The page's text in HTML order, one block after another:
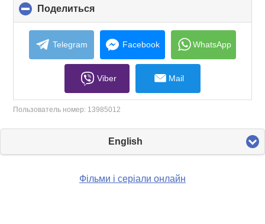
Поделиться
to
collapse
contents
Telegram Facebook WhatsApp
Viber Mail
Пользователь номер: 13985012
English
Фільми і серіали онлайн